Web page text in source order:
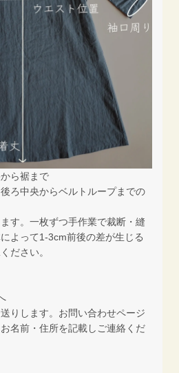
ら裾まで
ろ中央からベルトループまでの
す。一枚ずつ手作業で裁断・縫
よって1-3cm前後の差が生じる
ださい。
りします。お問い合わせページ
名前・住所を記載しご連絡くだ